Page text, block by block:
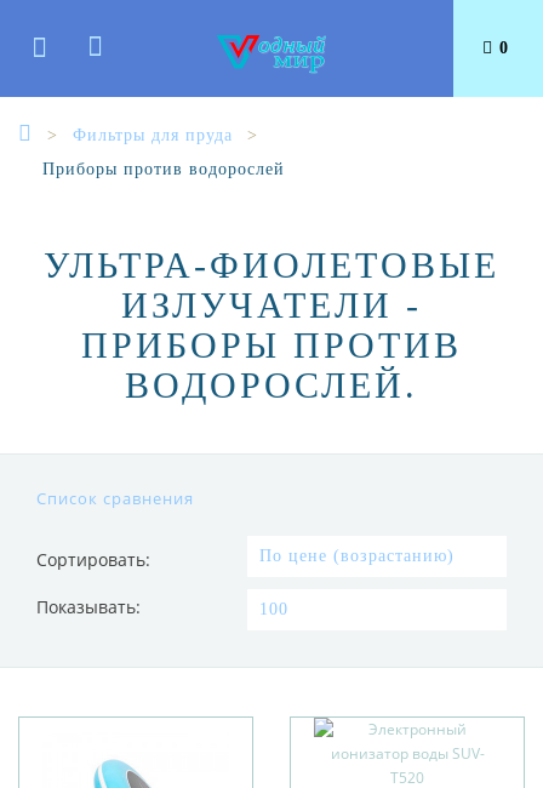
0
Фильтры для пруда
Приборы против водорослей
УЛЬТРА-ФИОЛЕТОВЫЕ
ИЗЛУЧАТЕЛИ -
ПРИБОРЫ ПРОТИВ
ВОДОРОСЛЕЙ.
Список сравнения
Сортировать:
Показывать: